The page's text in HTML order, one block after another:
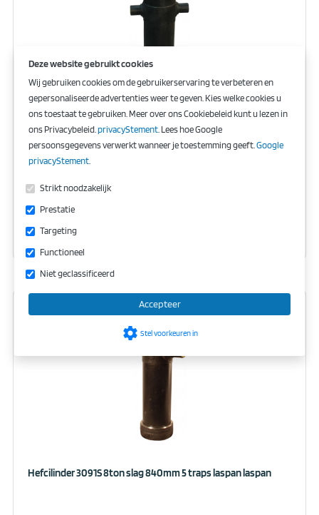
Hefcilinder 3034S 8ton slag 893mm 3 traps laspan
€ 610,72
excl. BTW
€ 610,72
incl. BTW
Hefcilinder 3091S 8ton slag 840mm 5 traps laspan laspan
Deze website gebruikt cookies
Wij gebruiken cookies om de gebruikerservaring te verbeteren en
gepersonaliseerde advertenties weer te geven. Kies welke cookies u
ons toestaat te gebruiken. Meer over ons Cookiebeleid kunt u lezen in
ons Privacybeleid.privacyStement. Lees hoe Google
persoonsgegevens verwerkt wanneer je toestemming geeft.Google
privacyStement.
Strikt noodzakelijk
Prestatie
Targeting
Functioneel
Niet geclassificeerd
Accepteer
settings Stel voorkeuren in